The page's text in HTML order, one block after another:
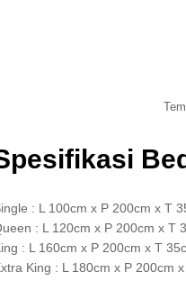
: L 100cm x P 200cm x T
: L 120cm x P 200cm x T
: L 160cm x P 200cm x T
King : L 180cm x P 200cm